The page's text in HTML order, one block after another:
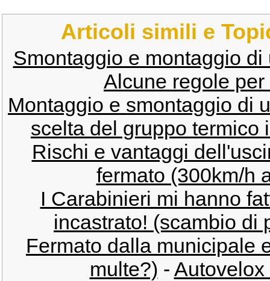
Articoli simili e
Smontaggio e montaggio
Alcune regole
Montaggio e smontaggio di
scelta del gruppo termico
Rischi e vantaggi
fermato (300km/h
I Carabinieri mi hanno
incastrato! (scambio di
Fermato dalla municipale
multe?) - Autovelox